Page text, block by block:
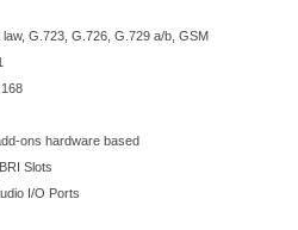
law, G.723, G.726, G.729 a/b, GSM
ons hardware based
Slots
I/O Ports